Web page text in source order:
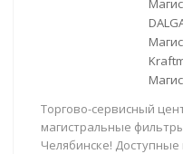
Торгово-сервисный
магистральные
Челябинске!